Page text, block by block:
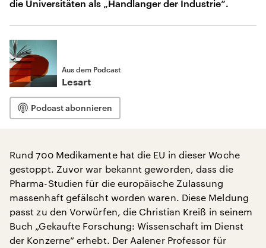
die Universitäten als „Handlanger der Industrie“.
Aus dem Podcast
Lesart
Podcast abonnieren
Rund 700 Medikamente hat die EU in dieser Woche
gestoppt. Zuvor war bekannt geworden, dass die
Pharma-Studien für die europäische Zulassung
massenhaft gefälscht worden waren. Diese Meldung
passt zu den Vorwürfen, die Christian Kreiß in seinem
Buch „Gekaufte Forschung: Wissenschaft im Dienst
der Konzerne“ erhebt. Der Aalener Professor für